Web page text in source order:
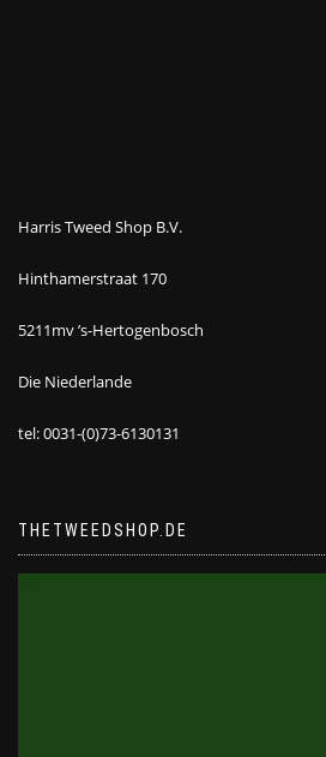
Harris Tweed Shop B.V.
Hinthamerstraat 170
5211mv ’s-Hertogenbosch
Die Niederlande
tel: 0031-(0)73-6130131
THETWEEDSHOP.DE